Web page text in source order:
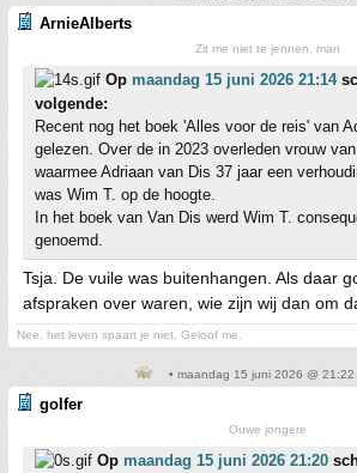
ArnieAlberts
Zit me niet te jennen, man
Op maandag 15 juni 2026 21:14
volgende:
Recent nog het boek 'Alles voor de reis' van
gelezen. Over de in 2023 overleden vrouw
waarmee Adriaan van Dis 37 jaar een
was Wim T. op de hoogte.
In het boek van Van Dis werd Wim T.
genoemd.
Tsja. De vuile was buitenhangen. Als daar
afspraken over waren, wie zijn wij dan om
Nee, het leven spaart je niet. Geloof me.
• maandag 15 juni 2026 @ 21:22
golfer
Ouwe jongere
Op maandag 15 juni 2026 21:20